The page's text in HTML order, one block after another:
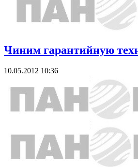
Чиним гарантийную
10.05.2012 10:36